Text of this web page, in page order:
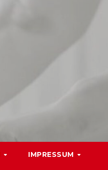
IMPRESSUM